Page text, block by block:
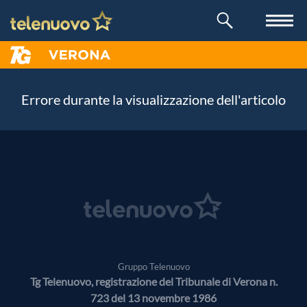
Errore durante la visualizzazione dell'articolo
Gruppo Telenuovo
Tg Telenuovo, registrazione del Tribunale di Verona n.
723 del 13 novembre 1986